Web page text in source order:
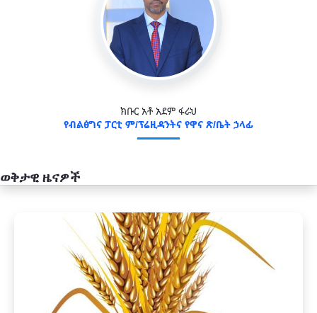
ክቡር አቶ አደም ፋራህ
የብልፅግና ፓርቲ ም/ፕሬዚዳንትና የዋና ጽ/ቤት ኃላፊ
ወቅታዊ ዜናዎች